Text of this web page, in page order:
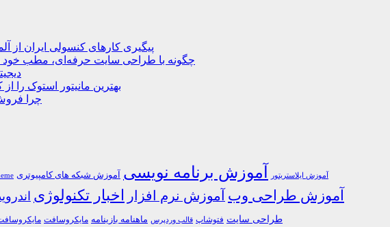
پیگیری کارهای کنسولی ایران از
چگونه با طراحی سایت حرفه‌ای، مطب خود
بهترین مانیتور استوک را
چرا
آموزش ایلاستریتور آموزش برنامه نویسی آموزش شبکه های کامپیوتری
آموزش طراحی وب آموزش نرم افزار اخبار تکنولوژی
طراحی سایت فتوشاپ قالب وردپرس ماهنامه بازینامه مایکروسافت